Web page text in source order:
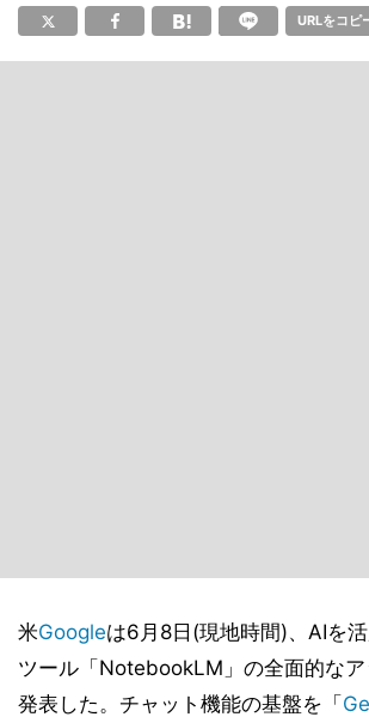
URLをコピ
米Googleは6月8日(現地時間)、AIを
ツール「NotebookLM」の全面的な
発表した。チャット機能の基盤を「